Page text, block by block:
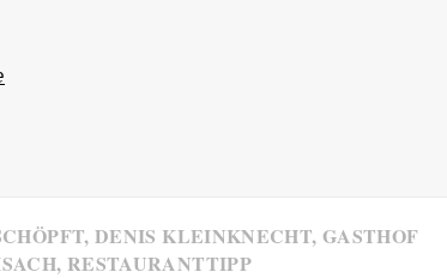
,DENIS KLEINKNECHT, GASTHOF
, RESTAURANTTIPP